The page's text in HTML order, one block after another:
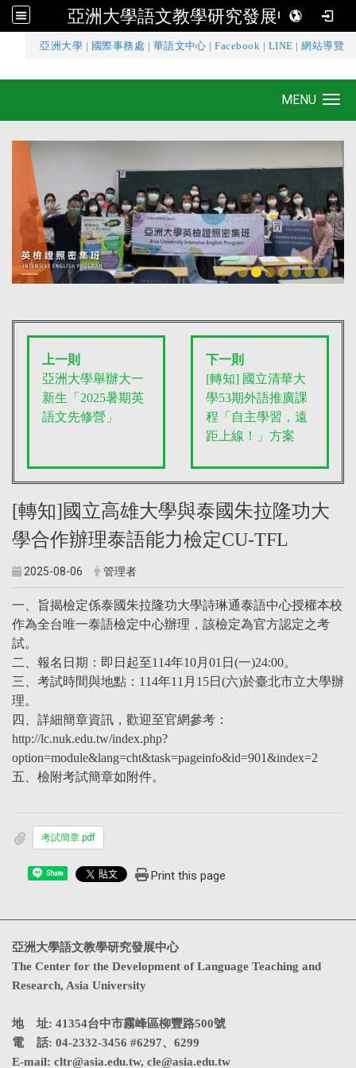
亞洲大學語文教學研究發展中心
亞洲大學 國際事務處 華語文中心 |Facebook LINE |網站導覽
亞洲大學語文教學研究發展中心
MENU
上一則
亞洲大學舉辦大一
新生「2025暑期英
語文先修營」
下一則
[轉知] 國立清華大
學53期外語推廣課
程「自主學習，遠
距上線！」方案
[轉知]國立高雄大學與泰國朱拉隆功大
學合作辦理泰語能力檢定CU-TFL
2025-08-06 管理者
一、旨揭檢定係泰國朱拉隆功大學詩琳通泰語中心授權本校
作為全台唯一泰語檢定中心辦理，該檢定為官方認定之考
試。
二、報名日期：即日起至114年10月01日(一)24:00。
三、考試時間與地點：114年11月15日(六)於臺北市立大學辦
理。
四、詳細簡章資訊，歡迎至官網參考：
http://lc.nuk.edu.tw/index.php?
option=module&lang=cht&task=pageinfo&id=901&index=2
五、檢附考試簡章如附件。
考試簡章.pdf
Share Print this page
亞洲大學語文教學研究發展中心
The Center for the Development of Language Teaching and
Research, Asia University
地 址: 41354台中市霧峰區柳豐路500號
電 話: 04-2332-3456 #6297、6299
E-mail: cltr@asia.edu.tw, cle@asia.edu.tw